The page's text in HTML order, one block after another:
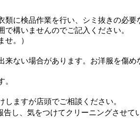
に検品作業を行い、シミ抜きの必
構いませんのでご記入ください。
せ。）
ない場合があります。お洋服を傷
。
ますが店頭でご相談ください。
し、気をつけてクリーニングさせて